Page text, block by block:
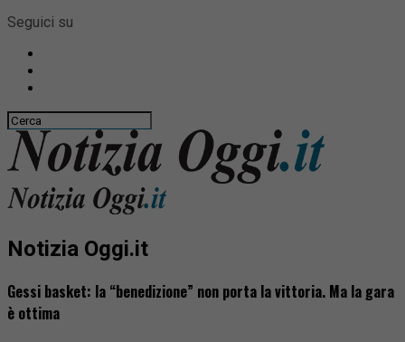
Seguici su
Notizia Oggi.it
Gessi basket: la “benedizione” non porta la vittoria. Ma la gara
è ottima